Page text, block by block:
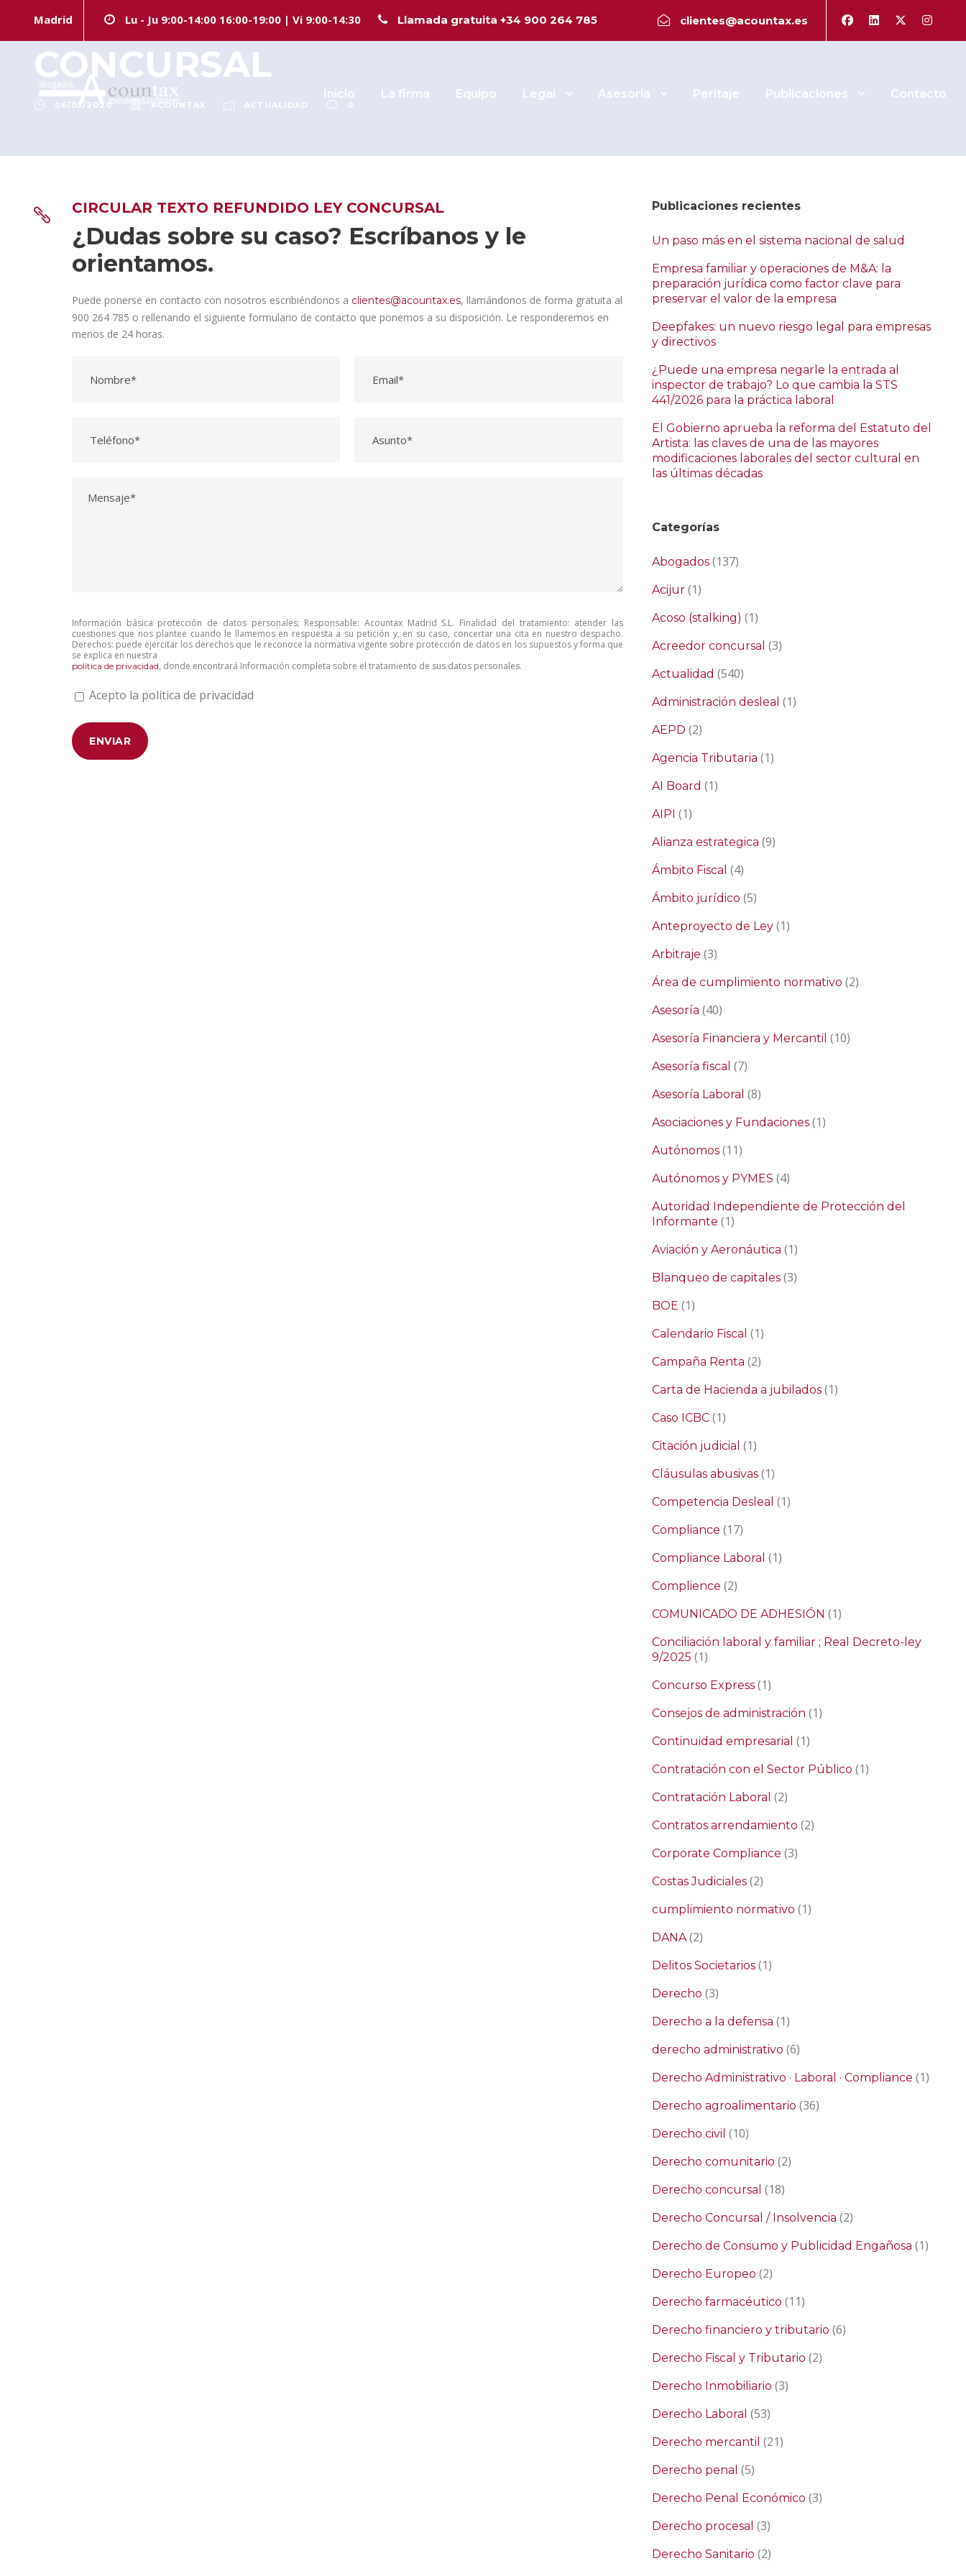
Madrid Lu - Ju 9:00-14:00 16:00-19:00 | Vi 9:00-14:30 Llamada gratuita +34 900 264 785 clientes@acountax.es
Inicio La firma Equipo Legal Asesoría Peritaje Publicaciones Contacto
CIRCULAR TEXTO REFUNDIDO LEY
CONCURSAL
06/05/2020 ACOUNTAX ACTUALIDAD 0
CIRCULAR TEXTO REFUNDIDO LEY CONCURSAL
¿Dudas sobre su caso? Escríbanos y le
orientamos.
Puede ponerse en contacto con nosotros escribiéndonos a clientes@acountax.es, llamándonos de forma gratuita al
900 264 785 o rellenando el siguiente formulario de contacto que ponemos a su disposición. Le responderemos en
menos de 24 horas.
Información básica protección de datos personales; Responsable: Acountax Madrid S.L. Finalidad del tratamiento: atender las
cuestiones que nos plantee cuando le llamemos en respuesta a su petición y, en su caso, concertar una cita en nuestro despacho.
Derechos: puede ejercitar los derechos que le reconoce la normativa vigente sobre protección de datos en los supuestos y forma que
se explica en nuestra
política de privacidad, donde encontrará Información completa sobre el tratamiento de sus datos personales.
Acepto la política de privacidad
Publicaciones recientes
Un paso más en el sistema nacional de salud
Empresa familiar y operaciones de M&A: la
preparación jurídica como factor clave para
preservar el valor de la empresa
Deepfakes: un nuevo riesgo legal para empresas
y directivos
¿Puede una empresa negarle la entrada al
inspector de trabajo? Lo que cambia la STS
441/2026 para la práctica laboral
El Gobierno aprueba la reforma del Estatuto del
Artista: las claves de una de las mayores
modificaciones laborales del sector cultural en
las últimas décadas
Categorías
Abogados (137)
Acijur (1)
Acoso (stalking) (1)
Acreedor concursal (3)
Actualidad (540)
Administración desleal (1)
AEPD (2)
Agencia Tributaria (1)
AI Board (1)
AIPI (1)
Alianza estrategica (9)
Ámbito Fiscal (4)
Ámbito jurídico (5)
Anteproyecto de Ley (1)
Arbitraje (3)
Área de cumplimiento normativo (2)
Asesoría (40)
Asesoría Financiera y Mercantil (10)
Asesoría fiscal (7)
Asesoría Laboral (8)
Asociaciones y Fundaciones (1)
Autónomos (11)
Autónomos y PYMES (4)
Autoridad Independiente de Protección del
Informante (1)
Aviación y Aeronáutica (1)
Blanqueo de capitales (3)
BOE (1)
Calendario Fiscal (1)
Campaña Renta (2)
Carta de Hacienda a jubilados (1)
Caso ICBC (1)
Citación judicial (1)
Cláusulas abusivas (1)
Competencia Desleal (1)
Compliance (17)
Compliance Laboral (1)
Complience (2)
COMUNICADO DE ADHESIÓN (1)
Conciliación laboral y familiar ; Real Decreto-ley
9/2025 (1)
Concurso Express (1)
Consejos de administración (1)
Continuidad empresarial (1)
Contratación con el Sector Público (1)
Contratación Laboral (2)
Contratos arrendamiento (2)
Corporate Compliance (3)
Costas Judiciales (2)
cumplimiento normativo (1)
DANA(2)
Delitos Societarios (1)
Derecho (3)
Derecho a la defensa (1)
derecho administrativo (6)
Derecho Administrativo · Laboral · Compliance (1)
Derecho agroalimentario (36)
Derecho civil (10)
Derecho comunitario (2)
Derecho concursal (18)
Derecho Concursal / Insolvencia (2)
Derecho de Consumo y Publicidad Engañosa (1)
Derecho Europeo (2)
Derecho farmacéutico (11)
Derecho financiero y tributario (6)
Derecho Fiscal y Tributario (2)
Derecho Inmobiliario (3)
Derecho Laboral (53)
Derecho mercantil (21)
Derecho penal (5)
Derecho Penal Económico (3)
Derecho procesal (3)
Derecho Sanitario (2)